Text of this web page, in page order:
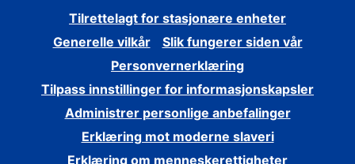
Tilrettelagt for stasjonære enheter
Generelle vilkår
Slik fungerer siden vår
Personvernerklæring
Tilpass innstillinger for informasjonskapsler
Administrer personlige anbefalinger
Erklæring mot moderne slaveri
Erklæring om menneskerettigheter